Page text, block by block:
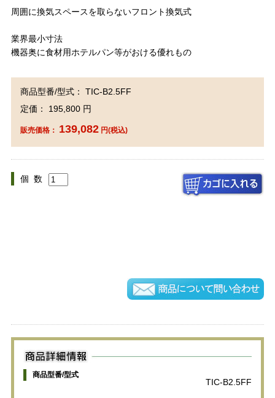
周囲に換気スペースを取らないフロント換気式
業界最小寸法
機器奥に食材用ホテルパン等がおける優れもの
商品型番/型式： TIC-B2.5FF
定価： 195,800 円
販売価格： 139,082円(税込)
個 数
商品型番/型式
TIC-B2.5FF